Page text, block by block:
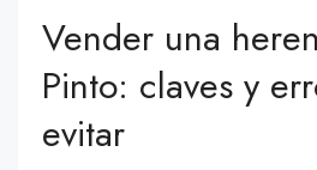
Vender una
Pinto: claves y
evitar